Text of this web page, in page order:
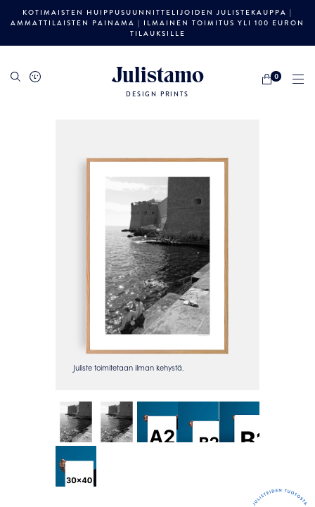
KOTIMAISTEN HUIPPUSUUNNITTELIJOIDEN JULISTEKAUPPA |
AMMATTILAISTEN PAINAMA | ILMAINEN TOIMITUS YLI 100 EURON
TILAUKSILLE
Julistamo
DESIGN PRINTS
0